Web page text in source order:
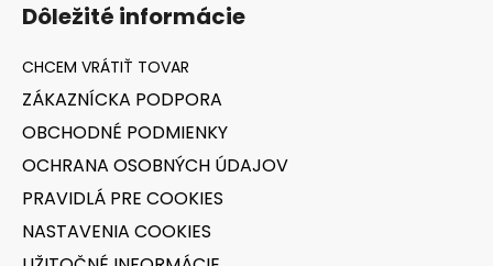
Dôležité informácie
ZÁKAZNÍCKA PODPORA
OBCHODNÉ PODMIENKY
OCHRANA OSOBNÝCH ÚDAJOV
PRAVIDLÁ PRE COOKIES
NASTAVENIA COOKIES